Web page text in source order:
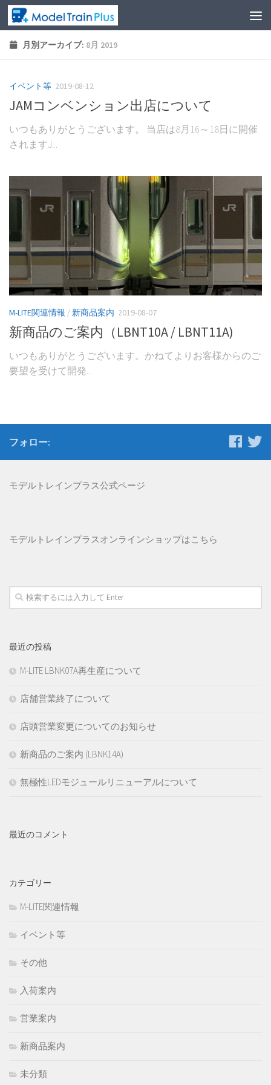
月別アーカイブ: 8月 2019
イベント等 2019-08-12
JAMコンベンション出店について
いつもありがとうございます。 当店は8月16～18日に開催
されますJ...
M-LITE関連情報 / 新商品案内 2019-08-07
新商品のご案内（LBNT10A / LBNT11A)
いつもありがとうございます。かねてよりお客様からのご
要望を受けて開発...
フォロー:
モデルトレインプラス公式ページ
モデルトレインプラスオンラインショップはこちら
最近の投稿
M-LITE LBNK07A再生産について
店舗営業終了について
店頭営業変更についてのお知らせ
新商品のご案内 (LBNK14A)
無極性LEDモジュールリニューアルについて
最近のコメント
カテゴリー
M-LITE関連情報
イベント等
その他
入荷案内
営業案内
新商品案内
未分類